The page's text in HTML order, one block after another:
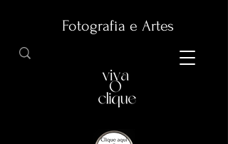
Fotografia e Artes